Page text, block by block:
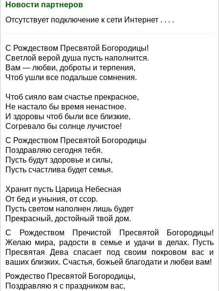
Новости партнеров
Отсутствует подключение к сети Интернет . . . .
С Рождеством Пресвятой Богородицы!
Светлой верой душа пусть наполнится.
Вам — любви, доброты и терпения,
Чтоб ушли все подальше сомнения.
Чтоб сияло вам счастье прекрасное,
Не настало бы время ненастное.
И здоровы чтоб были все близкие,
Согревало бы солнце лучистое!
С Рождеством Пресвятой Богородицы
Поздравляю сегодня тебя.
Пусть будут здоровье и силы,
Пусть счастлива будет семья.
Хранит пусть Царица Небесная
От бед и уныния, от ссор.
Пусть светом наполнен лишь будет
Прекрасный, достойный твой дом.
С Рождеством Пречистой Пресвятой Богородицы!
Желаю мира, радости в семье и удачи в делах. Пусть
Пресвятая Дева спасает под своим покровом вас и
ваших близких. Счастья, божьей благодати и любви вам!
Рождество Пресвятой Богородицы,
Поздравляю я с праздником вас,